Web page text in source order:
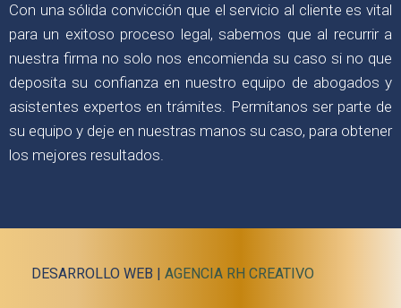
Con una sólida convicción que el servicio al cliente es vital
para un exitoso proceso legal, sabemos que al recurrir a
nuestra firma no solo nos encomienda su caso si no que
deposita su confianza en nuestro equipo de abogados y
asistentes expertos en trámites. Permítanos ser parte de
su equipo y deje en nuestras manos su caso, para obtener
los mejores resultados.
DESARROLLO WEB | AGENCIA RH CREATIVO